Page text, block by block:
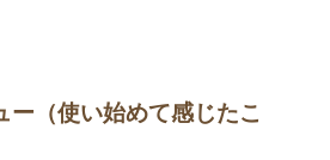
ー（使い始めて感じたこ